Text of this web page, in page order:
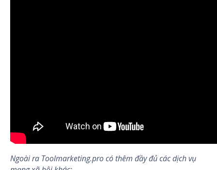
Ngoài ra Toolmarketing.pro có thêm đầy đủ các dịch vụ